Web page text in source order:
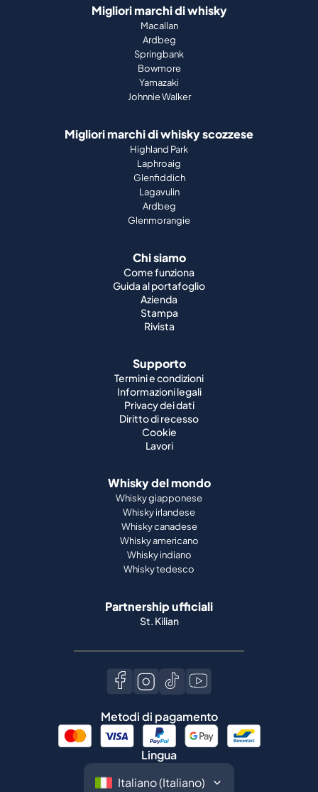
Migliori marchi di whisky
Macallan
Ardbeg
Springbank
Bowmore
Yamazaki
Johnnie Walker
Migliori marchi di whisky scozzese
Highland Park
Laphroaig
Glenfiddich
Lagavulin
Ardbeg
Glenmorangie
Chi siamo
Come funziona
Guida al portafoglio
Azienda
Stampa
Rivista
Supporto
Termini e condizioni
Informazioni legali
Privacy dei dati
Diritto di recesso
Cookie
Lavori
Whisky del mondo
Whisky giapponese
Whisky irlandese
Whisky canadese
Whisky americano
Whisky indiano
Whisky tedesco
Partnership ufficiali
St. Kilian
Metodi di pagamento
Lingua